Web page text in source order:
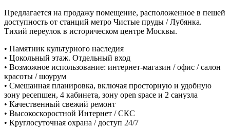
Предлагается на продажу помещение, расположенное в пешей
доступность от станций метро Чистые пруды / Лубянка.
Тихий переулок в историческом центре Москвы.
• Памятник культурного наследия
• Цокольный этаж. Отдельный вход
• Возможное использование: интернет-магазин / офис / салон
красоты / шоурум
• Смешанная планировка, включая просторную и удобную
зону ресепшен, 4 кабинета, зону open space и 2 санузла
• Качественный свежий ремонт
• Высокоскоростной Интернет / СКС
• Круглосуточная охрана / доступ 24/7